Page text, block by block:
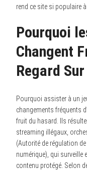
rend ce site si populaire
Pourquoi
Changent
Regard
Pourquoi assister à un
changements fréquents
fruit du hasard. Ils
streaming illégaux,
(Autorité de régulation
numérique), qui
contenu protégé. Selon